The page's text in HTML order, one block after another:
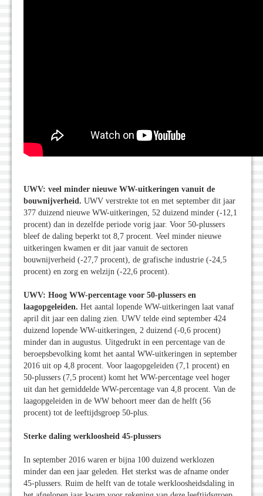
UWV: veel minder nieuwe WW-uitkeringen vanuit de
bouwnijverheid. UWV verstrekte tot en met september dit jaar
377 duizend nieuwe WW-uitkeringen, 52 duizend minder (-12,1
procent) dan in dezelfde periode vorig jaar. Voor 50-plussers
bleef de daling beperkt tot 8,7 procent. Veel minder nieuwe
uitkeringen kwamen er dit jaar vanuit de sectoren
bouwnijverheid (-27,7 procent), de grafische industrie (-24,5
procent) en zorg en welzijn (-22,6 procent).
UWV: Hoog WW-percentage voor 50-plussers en
laagopgeleiden. Het aantal lopende WW-uitkeringen laat vanaf
april dit jaar een daling zien. UWV telde eind september 424
duizend lopende WW-uitkeringen, 2 duizend (-0,6 procent)
minder dan in augustus. Uitgedrukt in een percentage van de
beroepsbevolking komt het aantal WW-uitkeringen in september
2016 uit op 4,8 procent. Voor laagopgeleiden (7,1 procent) en
50-plussers (7,5 procent) komt het WW-percentage veel hoger
uit dan het gemiddelde WW-percentage van 4,8 procent. Van de
laagopgeleiden in de WW behoort meer dan de helft (56
procent) tot de leeftijdsgroep 50-plus.
Sterke daling werkloosheid 45-plussers
In september 2016 waren er bijna 100 duizend werklozen
minder dan een jaar geleden. Het sterkst was de afname onder
45-plussers. Ruim de helft van de totale werkloosheidsdaling in